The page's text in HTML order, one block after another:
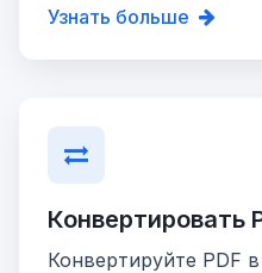
Узнать больше
Конвертировать
Конвертируйте PDF